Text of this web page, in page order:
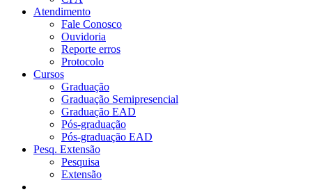
Atendimento
Fale Conosco
Ouvidoria
Reporte erros
Protocolo
Cursos
Graduação
Graduação Semipresencial
Graduação EAD
Pós-graduação
Pós-graduação EAD
Pesq. Extensão
Pesquisa
Extensão